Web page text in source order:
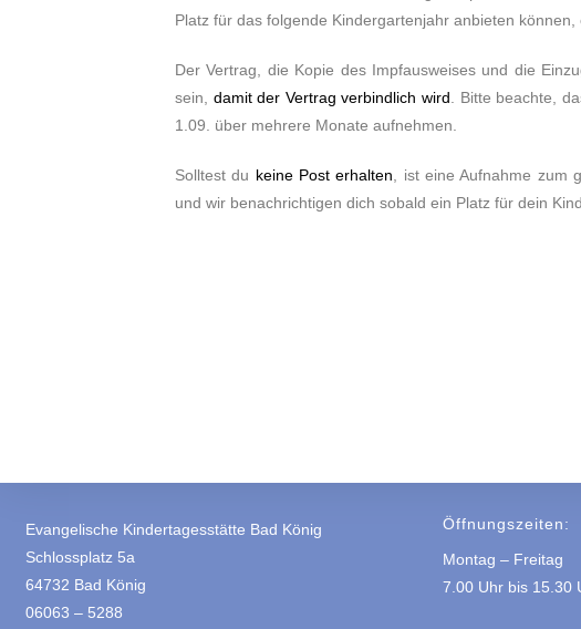
Platz für das folgende Kindergartenjahr anbieten
Der Vertrag, die Kopie des Impfausweises und die
sein, damit der Vertrag verbindlich wird. Bitte beachte,
1.09. über mehrere Monate aufnehmen.
Solltest du keine Post erhalten, ist eine Aufnahme zum
und wir benachrichtigen dich sobald ein Platz für dein
Evangelische Kindertagesstätte Bad König
Schlossplatz 5a
64732 Bad König
06063 – 5288
Öffnungszeiten:
Montag – Freitag
7.00 Uhr bis 15.30